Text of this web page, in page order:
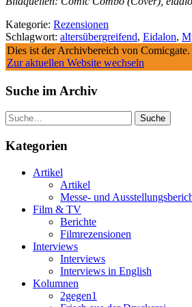
Kategorie: Rezensionen
Schlagwort: altersübergreifend, Eidalon,
Dies ist der Archivbereich von
Zur aktuellen Website wechseln
Suche im Archiv
Suche
Kategorien
Artikel
Artikel
Messe- und
Film & TV
Berichte
Filmrezensionen
Interviews
Interviews
Interviews in English
Kolumnen
2gegen1